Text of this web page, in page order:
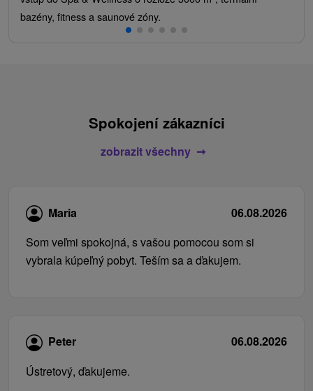
bazény, fitness a saunové zóny.
Spokojení zákazníci
zobrazit všechny
Maria
06.08.2026
Som veľmi spokojná, s vašou pomocou som si
vybrala kúpeľný pobyt. Teším sa a ďakujem.
Peter
06.08.2026
Ústretový, ďakujeme.